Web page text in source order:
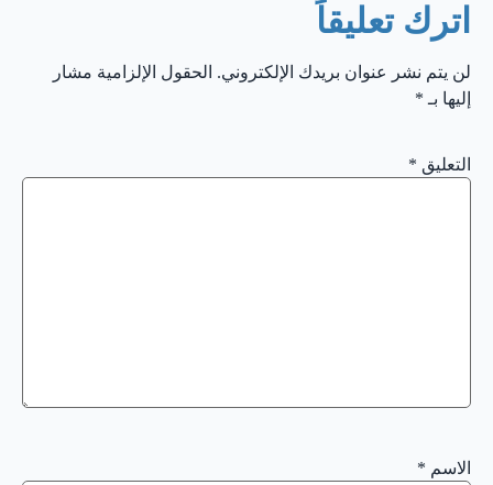
اترك تعليقاً
لن يتم نشر عنوان بريدك الإلكتروني. الحقول الإلزامية مشار
إليها بـ *
التعليق *
الاسم *